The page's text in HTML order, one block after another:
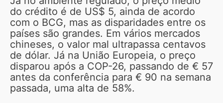
do crédito é de US$ 5, ainda de acordo
com o BCG, mas as disparidades entre os
países são grandes. Em vários mercados
chineses, o valor mal ultrapassa centavos
de dólar. Já na União Europeia, o preço
disparou após a COP-26, passando de € 57
antes da conferência para € 90 na semana
passada, uma alta de 58%.